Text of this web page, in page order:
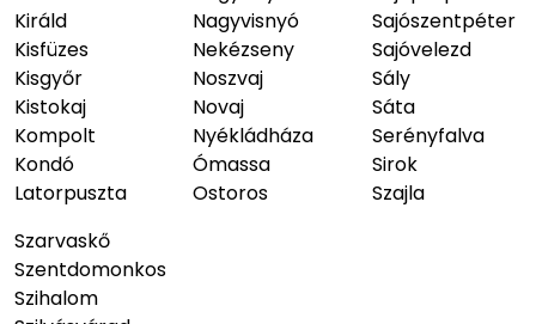
Királd
Kisfüzes
Kisgyőr
Kistokaj
Kompolt
Kondó
Latorpuszta
Nagyvisnyó
Nekézseny
Noszvaj
Novaj
Nyékládháza
Ómassa
Ostoros
Sajószentpéter
Sajóvelezd
Sály
Sáta
Serényfalva
Sirok
Szajla
Szarvaskő
Szentdomonkos
Szihalom